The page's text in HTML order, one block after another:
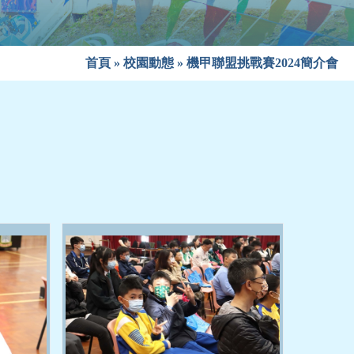
首頁 » 校園動態 » 機甲聯盟挑戰賽2024簡介會